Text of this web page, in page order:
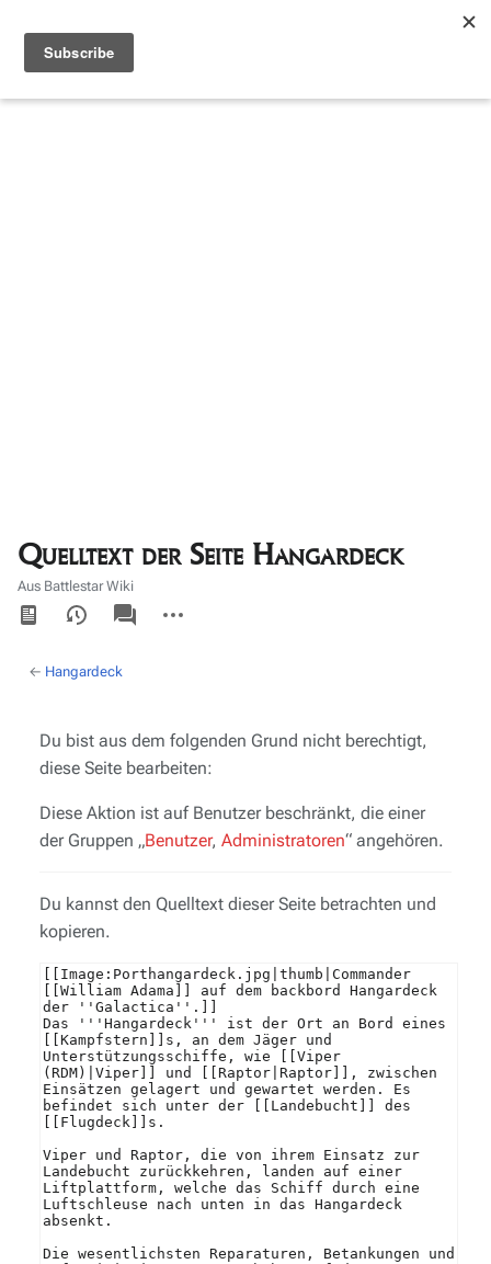
Quelltext der Seite Hangardeck
Aus Battlestar Wiki
Ansichten
associated-
pages
Aktionen
← Hangardeck
Du bist aus dem folgenden Grund nicht berechtigt,
diese Seite bearbeiten:
Diese Aktion ist auf Benutzer beschränkt, die einer
der Gruppen „Benutzer, Administratoren“ angehören.
Du kannst den Quelltext dieser Seite betrachten und
kopieren.